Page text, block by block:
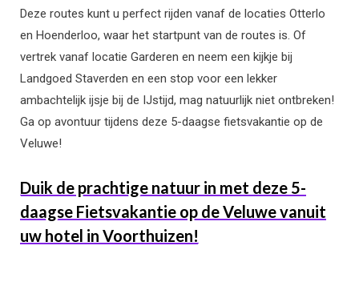
Deze routes kunt u perfect rijden vanaf de locaties Otterlo
en Hoenderloo, waar het startpunt van de routes is. Of
vertrek vanaf locatie Garderen en neem een kijkje bij
Landgoed Staverden en een stop voor een lekker
ambachtelijk ijsje bij de IJstijd, mag natuurlijk niet ontbreken!
Ga op avontuur tijdens deze 5-daagse fietsvakantie op de
Veluwe!
Duik de prachtige natuur in met deze 5-
daagse Fietsvakantie op de Veluwe vanuit
uw hotel in Voorthuizen!